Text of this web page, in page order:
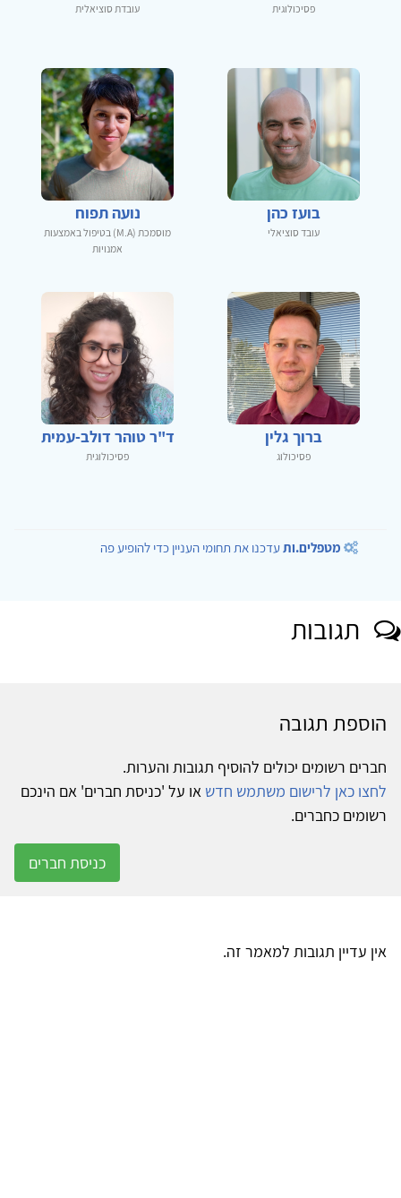
פסיכולוגית עובדת סוציאלית
בועז כהן
עובד סוציאלי
נועה תפוח
מוסמכת (M.A) בטיפול באמצעות
אמנויות
ברוך גלין
פסיכולוג
ד"ר טוהר דולב-עמית
פסיכולוגית
מטפלים.ותעדכנו את תחומי העניין כדי להופיע פה
תגובות
הוספת תגובה
חברים רשומים יכולים להוסיף תגובות והערות.
לחצו כאן לרישום משתמש חדש או על 'כניסת חברים' אם הינכם
רשומים כחברים.
כניסת חברים
אין עדיין תגובות למאמר זה.